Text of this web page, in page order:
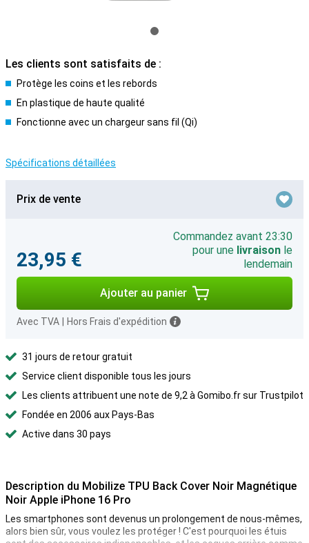
Les clients sont satisfaits de :
Protège les coins et les rebords
En plastique de haute qualité
Fonctionne avec un chargeur sans fil (Qi)
Spécifications détaillées
Prix de vente
23,95 €
Commandez avant 23:30
pour une livraison le
lendemain
Ajouter au panier
Avec TVA Hors Frais d'expédition
31 jours de retour gratuit
Service client disponible tous les jours
Les clients attribuent une note de 9,2 à Gomibo.fr sur Trustpilot
Fondée en 2006 aux Pays-Bas
Active dans 30 pays
Description du Mobilize TPU Back Cover Noir Magnétique
Noir Apple iPhone 16 Pro
Les smartphones sont devenus un prolongement de nous-mêmes,
alors bien sûr, vous voulez les protéger ! C'est pourquoi les étuis